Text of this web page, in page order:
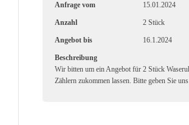
Anfrage vom 15.01.2024
Anzahl 2 Stück
Angebot bis 16.1.2024
Beschreibung
Wir bitten um ein Angebot für 2 Stück
Zählern zukommen lassen. Bitte geben Sie